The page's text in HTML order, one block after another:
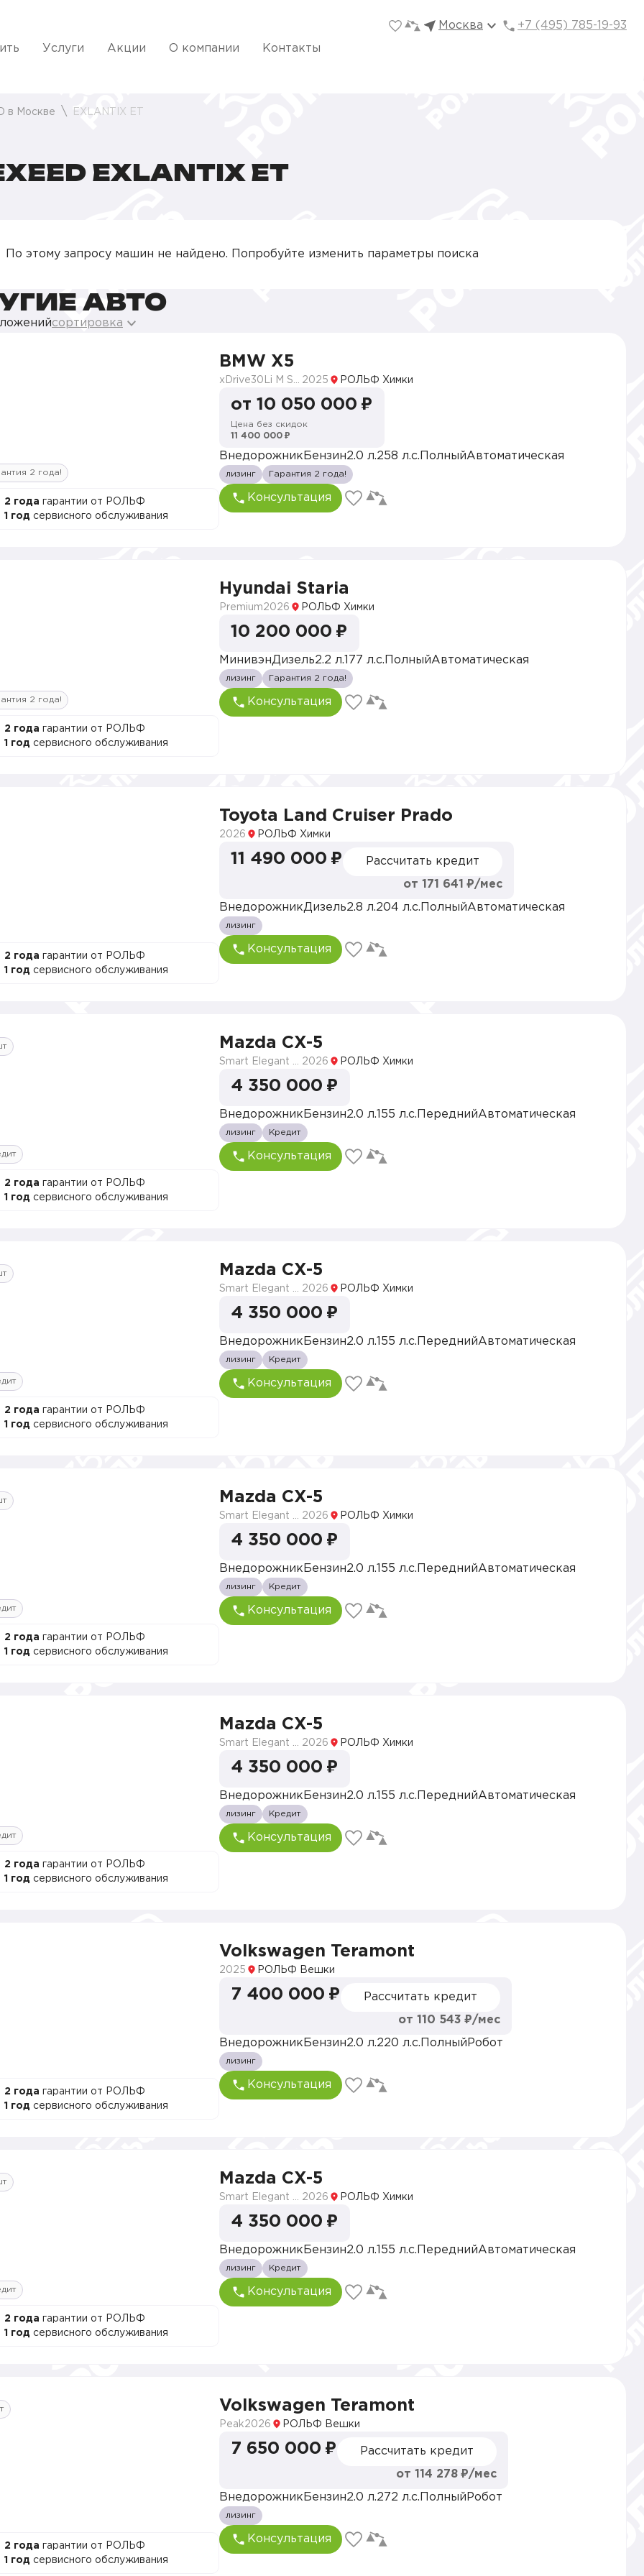
Москва +7 (495) 785-19-93
Услуги Акции О компании Контакты
в Москве EXLANTIX ET
EXLANTIX ET
По этому запросу машин не найдено. Попробуйте изменить параметры поиска
АВТО
сортировка
2 года!
2 года гарантии от РОЛЬФ
1 год сервисного обслуживания
BMW X5
2025 РОЛЬФ Химки
от 10 050 000 ₽
Цена без скидок
11 400 000 ₽
Внедорожник Бензин2.0 л.258 л.с. ПолныйАвтоматическая
лизинг Гарантия 2 года!
Консультация
2 года!
2 года гарантии от РОЛЬФ
1 год сервисного обслуживания
Hyundai Staria
Premium2026 РОЛЬФ Химки
10 200 000 ₽
МинивэнДизель2.2 л. 177 л.с. ПолныйАвтоматическая
лизинг Гарантия 2 года!
Консультация
2 года гарантии от РОЛЬФ
1 год сервисного обслуживания
Toyota Land Cruiser Prado
2026 РОЛЬФ Химки
11 490 000 ₽ Рассчитать кредит
от 171 641 ₽/мес
ВнедорожникДизель2.8 л.204 л.с. ПолныйАвтоматическая
лизинг
Консультация
2 года гарантии от РОЛЬФ
1 год сервисного обслуживания
Mazda CX-5
2026 РОЛЬФ Химки
4 350 000 ₽
Внедорожник Бензин2.0 л. 155 л.с. ПереднийАвтоматическая
лизинг Кредит
Консультация
2 года гарантии от РОЛЬФ
1 год сервисного обслуживания
Mazda CX-5
2026 РОЛЬФ Химки
4 350 000 ₽
Внедорожник Бензин2.0 л. 155 л.с. ПереднийАвтоматическая
лизинг Кредит
Консультация
2 года гарантии от РОЛЬФ
1 год сервисного обслуживания
Mazda CX-5
2026 РОЛЬФ Химки
4 350 000 ₽
Внедорожник Бензин2.0 л. 155 л.с. ПереднийАвтоматическая
лизинг Кредит
Консультация
2 года гарантии от РОЛЬФ
1 год сервисного обслуживания
Mazda CX-5
2026 РОЛЬФ Химки
4 350 000 ₽
Внедорожник Бензин2.0 л. 155 л.с. ПереднийАвтоматическая
лизинг Кредит
Консультация
2 года гарантии от РОЛЬФ
1 год сервисного обслуживания
Volkswagen Teramont
2025 РОЛЬФ Вешки
7 400 000 ₽ Рассчитать кредит
от 110 543 ₽/мес
Внедорожник Бензин2.0 л.220 л.с. Полный Робот
лизинг
Консультация
2 года гарантии от РОЛЬФ
1 год сервисного обслуживания
Mazda CX-5
2026 РОЛЬФ Химки
4 350 000 ₽
Внедорожник Бензин2.0 л. 155 л.с. ПереднийАвтоматическая
лизинг Кредит
Консультация
2 года гарантии от РОЛЬФ
1 год сервисного обслуживания
Volkswagen Teramont
Peak2026 РОЛЬФ Вешки
7 650 000 ₽ Рассчитать кредит
от 114 278 ₽/мес
Внедорожник Бензин2.0 л.272 л.с. Полный Робот
лизинг
Консультация